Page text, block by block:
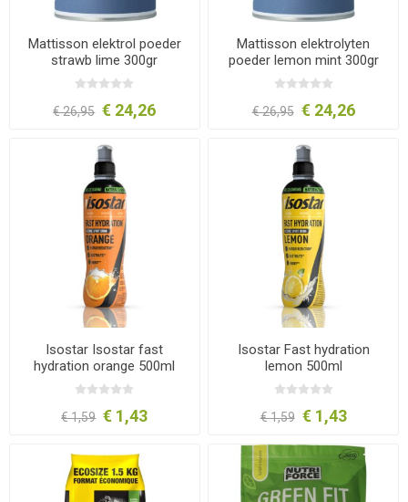
Mattisson elektrol poeder
strawb lime 300gr
€ 26,95 € 24,26
Mattisson elektrolyten
poeder lemon mint 300gr
€ 26,95 € 24,26
Isostar Isostar fast
hydration orange 500ml
€ 1,59 € 1,43
Isostar Fast hydration
lemon 500ml
€ 1,59 € 1,43